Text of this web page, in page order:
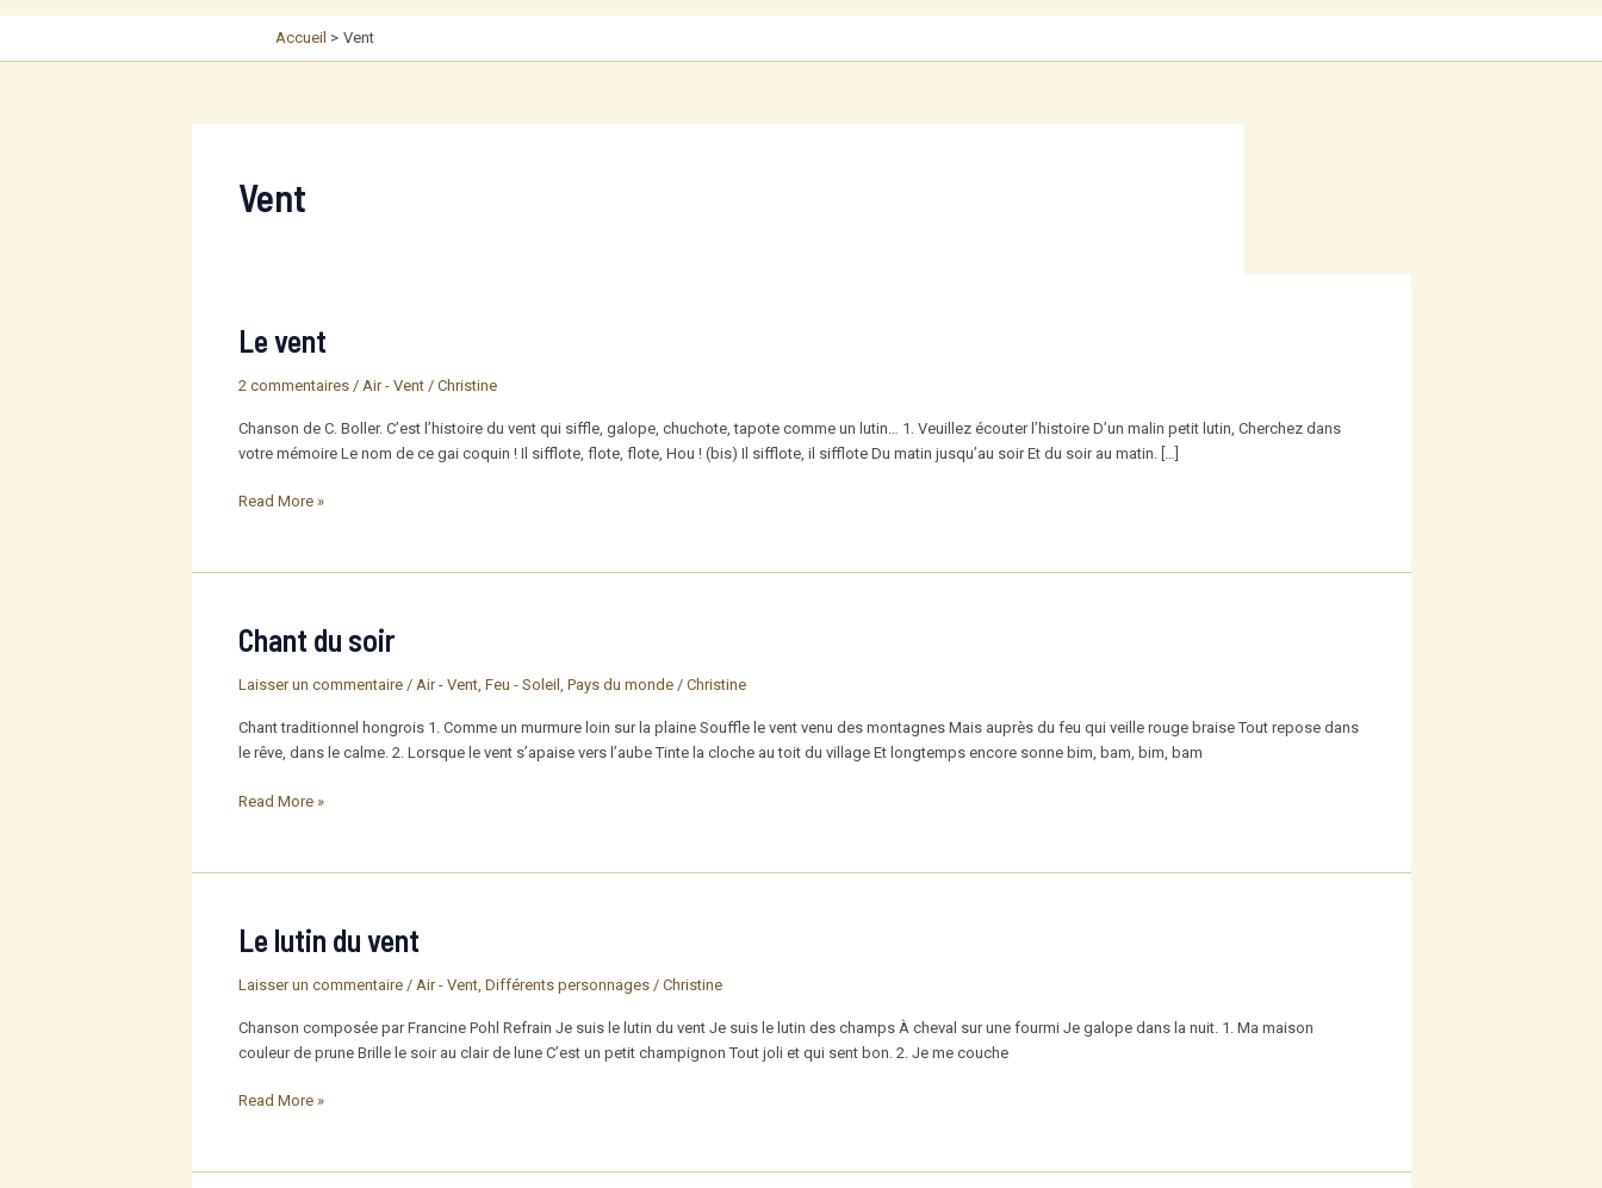
Accueil Vent
Vent
Le vent
2 commentaires / Air - Vent/ Christine
Chanson de C. Boller. C’est l’histoire du vent qui siffle, galope, chuchote, tapote comme un lutin… 1. Veuillez écouter l’histoire D’un malin petit lutin, Cherchez dans
votre mémoire Le nom de ce gai coquin ! Il sifflote, flote, flote, Hou ! (bis) Il sifflote, il sifflote Du matin jusqu’au soir Et du soir au matin. […]
Le
Read More »
Chant du soir
Laisser un commentaire / Air - Vent, Feu - Soleil , Pays du monde/ Christine
Chant traditionnel hongrois 1. Comme un murmure loin sur la plaine Souffle le vent venu des montagnes Mais auprès du feu qui veille rouge braise Tout repose dans
le rêve, dans le calme. 2. Lorsque le vent s’apaise vers l’aube Tinte la cloche au toit du village Et longtemps encore sonne bim, bam, bim, bam
Chant
Read More »
Le lutin du vent
Laisser un commentaire / Air - Vent, Différents personnages/ Christine
Chanson composée par Francine Pohl Refrain Je suis le lutin du vent Je suis le lutin des champs À cheval sur une fourmi Je galope dans la nuit. 1. Ma maison
couleur de prune Brille le soir au clair de lune C’est un petit champignon Tout joli et qui sent bon. 2. Je me couche
Le
vent
Read More »